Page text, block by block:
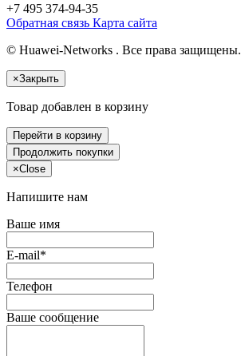
+7 495 374-94-35
Обратная связь Карта сайта
© Huawei-Networks . Все права защищены.
×Закрыть
Товар добавлен в корзину
Перейти в корзину
Продолжить покупки
×Close
Напишите нам
Ваше имя
E-mail*
Телефон
Ваше сообщение